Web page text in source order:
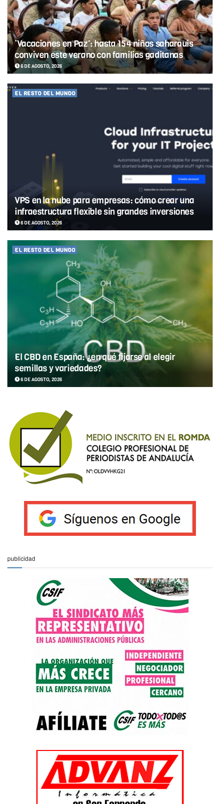
‘Vacaciones en Paz’: hasta 154 niños saharauis
conviven este verano con familias gaditanas
6 DE AGOSTO, 2026
EL RESTO DEL MUNDO
VPS en la nube para empresas: cómo crear una
infraestructura flexible sin grandes inversiones
6 DE AGOSTO, 2026
EL RESTO DEL MUNDO
El CBD en España: ¿en qué fijarse al elegir
semillas y variedades?
6 DE AGOSTO, 2026
publicidad